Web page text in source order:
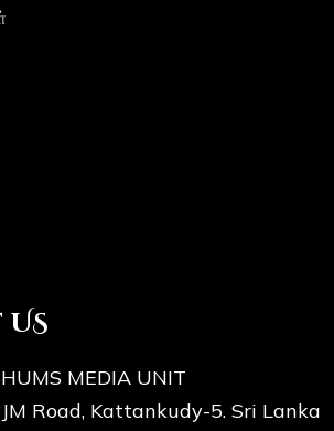
MEDIA UNIT
Road, Kattankudy-5. Sri Lanka